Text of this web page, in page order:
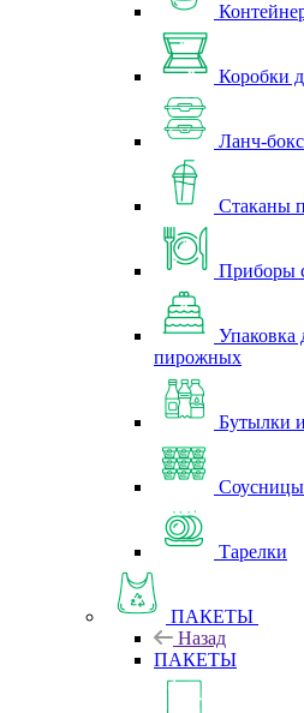
Коробки
Ланч-
Стаканы
Приборы
Упаковка
пирожных
Бутылки
Соусницы
Тарелки
ПАКЕТЫ
Назад
ПАКЕТЫ